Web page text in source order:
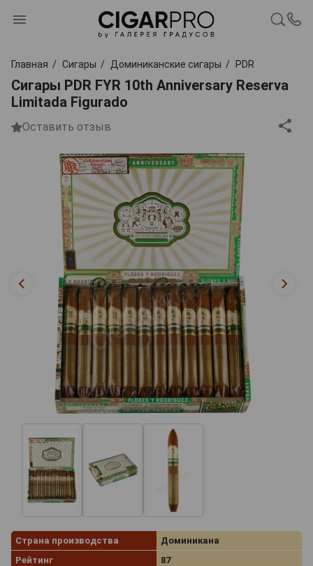
Главная Сигары Доминиканские сигары PDR
Сигары PDR FYR 10th Anniversary Reserva
Limitada Figurado
Оставить отзыв
Страна производства
Доминикана
Рейтинг
87